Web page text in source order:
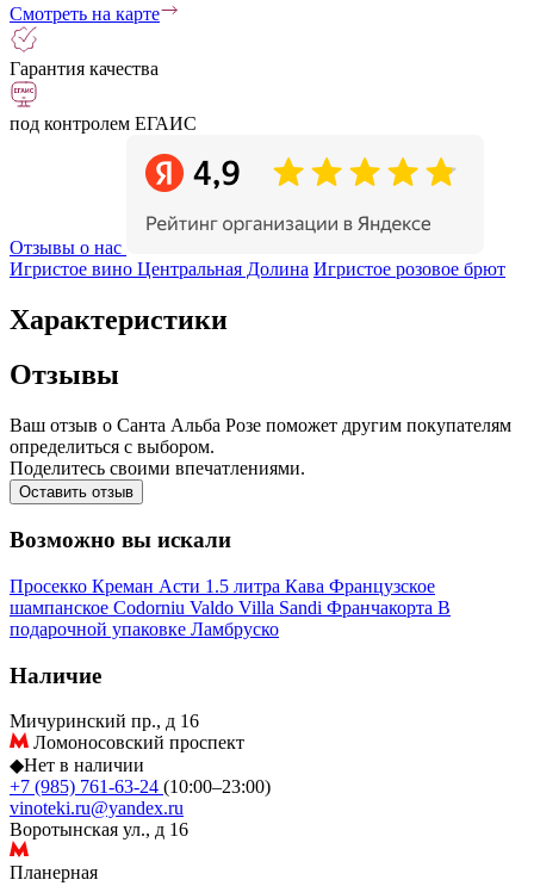
Смотреть на карте
Гарантия качества
под контролем ЕГАИС
Отзывы о нас
Игристое вино Центральная Долина Игристое розовое брют
Характеристики
Отзывы
Ваш отзыв о Санта Альба Розе поможет другим покупателям
определиться с выбором.
Поделитесь своими впечатлениями.
Оставить отзыв
Возможно вы искали
Просекко Креман Асти 1.5 литра Кава Французское
шампанское Codorniu Valdo Villa Sandi Франчакорта В
подарочной упаковке Ламбруско
Наличие
Мичуринский пр., д 16
Ломоносовский проспект
◆Нет в наличии
+7 (985) 761-63-24 (10:00–23:00)
vinoteki.ru@yandex.ru
Воротынская ул., д 16
Планерная